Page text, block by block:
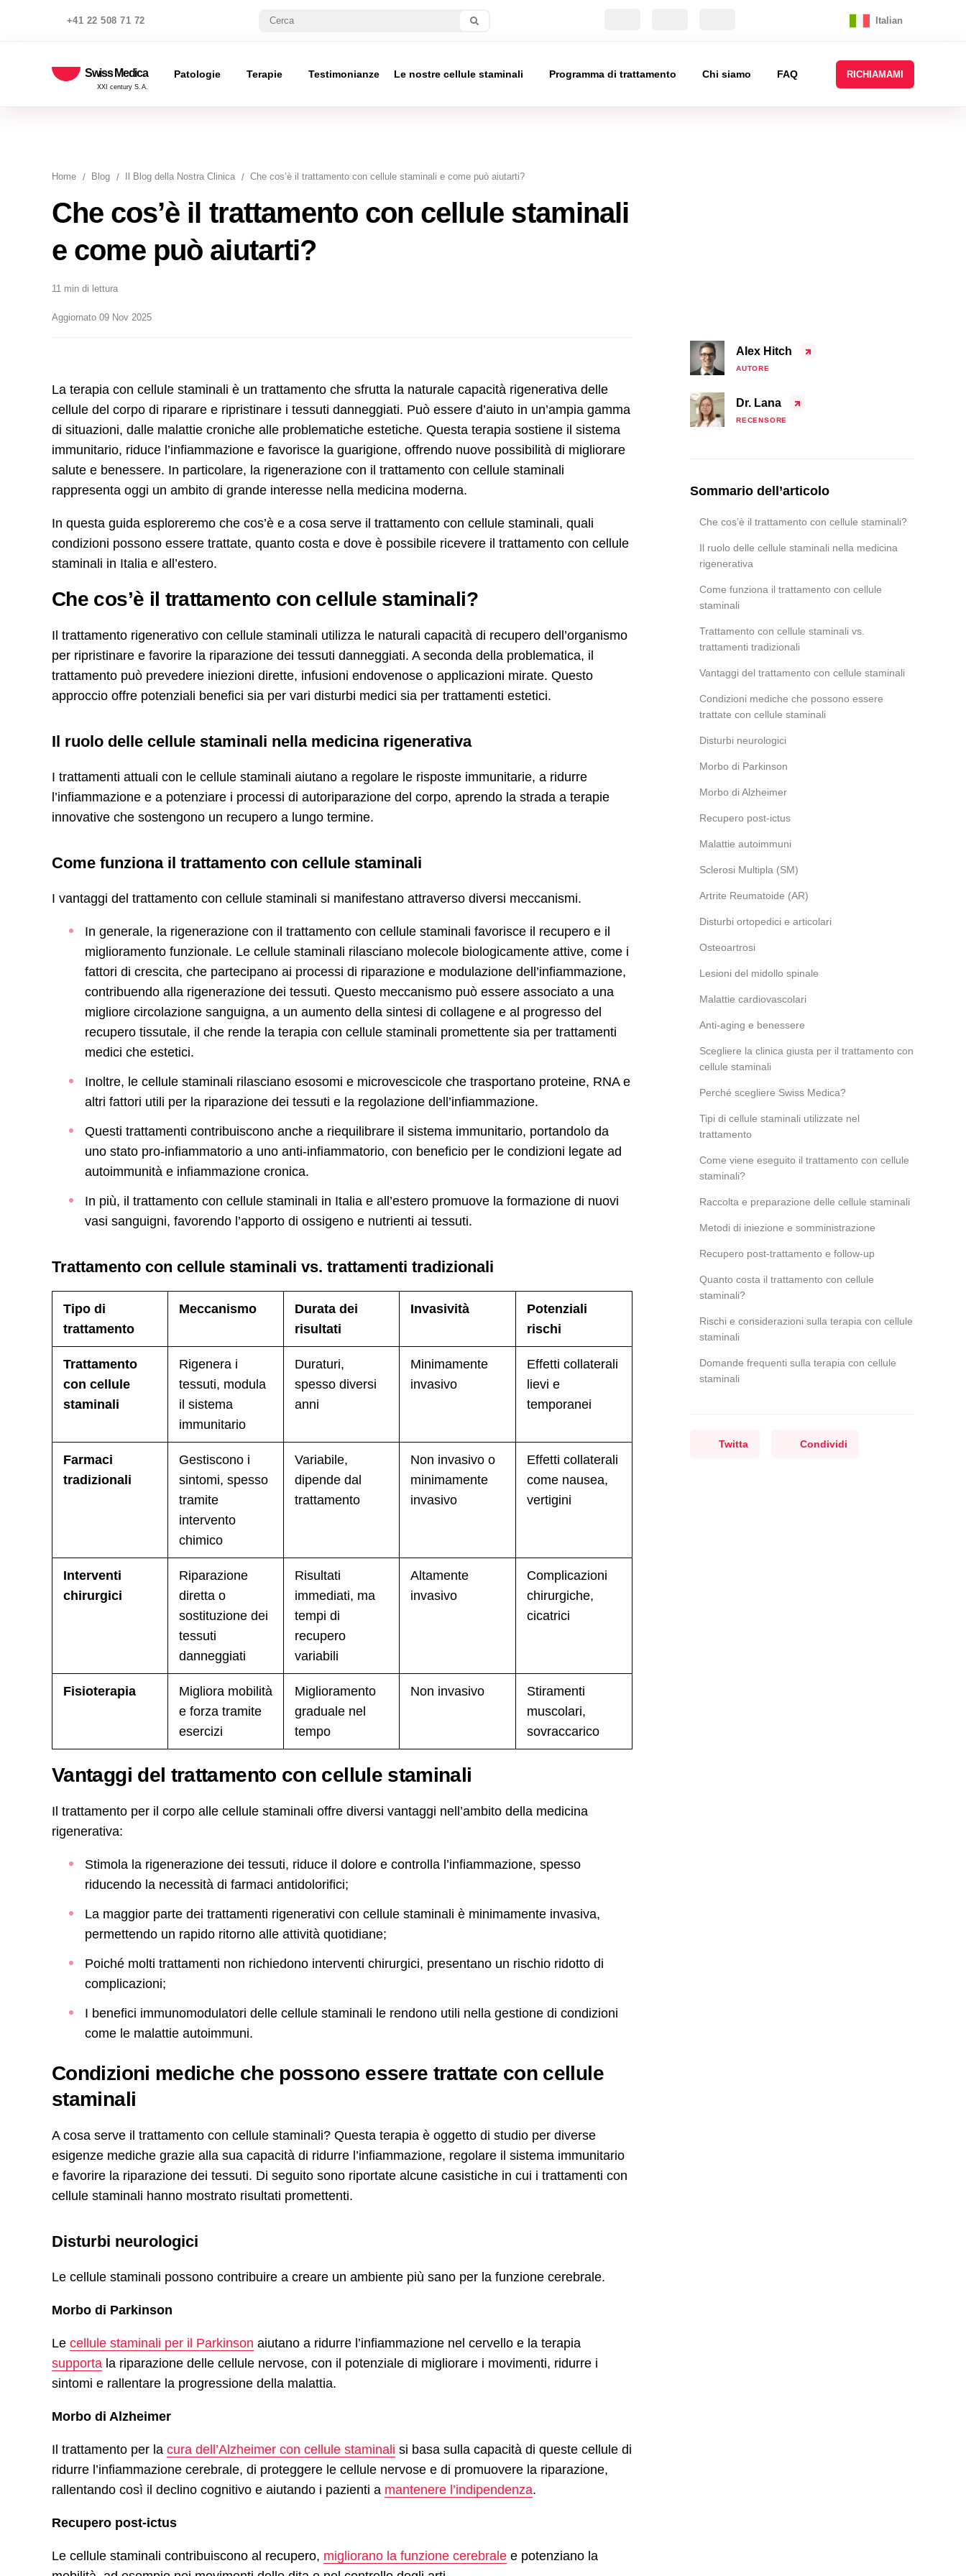
+41 22 508 71 72 Italian
Swiss Medica
XXI century S.A.
Patologie Terapie Testimonianze Le nostre cellule staminali Programma di trattamento Chi siamo FAQ RICHIAMAMI
Home Blog Il Blog della Nostra Clinica Che cos’è il trattamento con cellule staminali e come può aiutarti?
Che cos’è il trattamento con cellule staminali
e come può aiutarti?
11 min di lettura
Aggiornato 09 Nov 2025
La terapia con cellule staminali è un trattamento che sfrutta la naturale capacità rigenerativa delle
cellule del corpo di riparare e ripristinare i tessuti danneggiati. Può essere d’aiuto in un’ampia gamma
di situazioni, dalle malattie croniche alle problematiche estetiche. Questa terapia sostiene il sistema
immunitario, riduce l’infiammazione e favorisce la guarigione, offrendo nuove possibilità di migliorare
salute e benessere. In particolare, la rigenerazione con il trattamento con cellule staminali
rappresenta oggi un ambito di grande interesse nella medicina moderna.
In questa guida esploreremo che cos’è e a cosa serve il trattamento con cellule staminali, quali
condizioni possono essere trattate, quanto costa e dove è possibile ricevere il trattamento con cellule
staminali in Italia e all’estero.
Che cos’è il trattamento con cellule staminali?
Il trattamento rigenerativo con cellule staminali utilizza le naturali capacità di recupero dell’organismo
per ripristinare e favorire la riparazione dei tessuti danneggiati. A seconda della problematica, il
trattamento può prevedere iniezioni dirette, infusioni endovenose o applicazioni mirate. Questo
approccio offre potenziali benefici sia per vari disturbi medici sia per trattamenti estetici.
Il ruolo delle cellule staminali nella medicina rigenerativa
I trattamenti attuali con le cellule staminali aiutano a regolare le risposte immunitarie, a ridurre
l’infiammazione e a potenziare i processi di autoriparazione del corpo, aprendo la strada a terapie
innovative che sostengono un recupero a lungo termine.
Come funziona il trattamento con cellule staminali
I vantaggi del trattamento con cellule staminali si manifestano attraverso diversi meccanismi.
In generale, la rigenerazione con il trattamento con cellule staminali favorisce il recupero e il
miglioramento funzionale. Le cellule staminali rilasciano molecole biologicamente attive, come i
fattori di crescita, che partecipano ai processi di riparazione e modulazione dell’infiammazione,
contribuendo alla rigenerazione dei tessuti. Questo meccanismo può essere associato a una
migliore circolazione sanguigna, a un aumento della sintesi di collagene e al progresso del
recupero tissutale, il che rende la terapia con cellule staminali promettente sia per trattamenti
medici che estetici.
Inoltre, le cellule staminali rilasciano esosomi e microvescicole che trasportano proteine, RNA e
altri fattori utili per la riparazione dei tessuti e la regolazione dell’infiammazione.
Questi trattamenti contribuiscono anche a riequilibrare il sistema immunitario, portandolo da
uno stato pro-infiammatorio a uno anti-infiammatorio, con beneficio per le condizioni legate ad
autoimmunità e infiammazione cronica.
In più, il trattamento con cellule staminali in Italia e all’estero promuove la formazione di nuovi
vasi sanguigni, favorendo l’apporto di ossigeno e nutrienti ai tessuti.
Trattamento con cellule staminali vs. trattamenti tradizionali
Tipo di
trattamento
Meccanismo
Durata dei
risultati
Invasività
Potenziali
rischi
Trattamento
con cellule
staminali
Rigenera i
tessuti, modula
il sistema
immunitario
Duraturi,
spesso diversi
anni
Minimamente
invasivo
Effetti collaterali
lievi e
temporanei
Farmaci
tradizionali
Gestiscono i
sintomi, spesso
tramite
intervento
chimico
Variabile,
dipende dal
trattamento
Non invasivo o
minimamente
invasivo
Effetti collaterali
come nausea,
vertigini
Interventi
chirurgici
Riparazione
diretta o
sostituzione dei
tessuti
danneggiati
Risultati
immediati, ma
tempi di
recupero
variabili
Altamente
invasivo
Complicazioni
chirurgiche,
cicatrici
Fisioterapia
Migliora mobilità
e forza tramite
esercizi
Miglioramento
graduale nel
tempo
Non invasivo
Stiramenti
muscolari,
sovraccarico
Vantaggi del trattamento con cellule staminali
Il trattamento per il corpo alle cellule staminali offre diversi vantaggi nell’ambito della medicina
rigenerativa:
Stimola la rigenerazione dei tessuti, riduce il dolore e controlla l’infiammazione, spesso
riducendo la necessità di farmaci antidolorifici;
La maggior parte dei trattamenti rigenerativi con cellule staminali è minimamente invasiva,
permettendo un rapido ritorno alle attività quotidiane;
Poiché molti trattamenti non richiedono interventi chirurgici, presentano un rischio ridotto di
complicazioni;
I benefici immunomodulatori delle cellule staminali le rendono utili nella gestione di condizioni
come le malattie autoimmuni.
Condizioni mediche che possono essere trattate con cellule
staminali
A cosa serve il trattamento con cellule staminali? Questa terapia è oggetto di studio per diverse
esigenze mediche grazie alla sua capacità di ridurre l’infiammazione, regolare il sistema immunitario
e favorire la riparazione dei tessuti. Di seguito sono riportate alcune casistiche in cui i trattamenti con
cellule staminali hanno mostrato risultati promettenti.
Disturbi neurologici
Le cellule staminali possono contribuire a creare un ambiente più sano per la funzione cerebrale.
Morbo di Parkinson
Le cellule staminali per il Parkinson aiutano a ridurre l’infiammazione nel cervello e la terapia
supporta la riparazione delle cellule nervose, con il potenziale di migliorare i movimenti, ridurre i
sintomi e rallentare la progressione della malattia.
Morbo di Alzheimer
Il trattamento per la cura dell’Alzheimer con cellule staminali si basa sulla capacità di queste cellule di
ridurre l’infiammazione cerebrale, di proteggere le cellule nervose e di promuovere la riparazione,
rallentando così il declino cognitivo e aiutando i pazienti a mantenere l’indipendenza.
Recupero post-ictus
Le cellule staminali contribuiscono al recupero, migliorano la funzione cerebrale e potenziano la
Alex Hitch
AUTORE
Dr. Lana
RECENSORE
Sommario dell’articolo
Che cos’è il trattamento con cellule staminali?
Il ruolo delle cellule staminali nella medicina
rigenerativa
Come funziona il trattamento con cellule
staminali
Trattamento con cellule staminali vs.
trattamenti tradizionali
Vantaggi del trattamento con cellule staminali
Condizioni mediche che possono essere
trattate con cellule staminali
Disturbi neurologici
Morbo di Parkinson
Morbo di Alzheimer
Recupero post-ictus
Malattie autoimmuni
Sclerosi Multipla (SM)
Artrite Reumatoide (AR)
Disturbi ortopedici e articolari
Osteoartrosi
Lesioni del midollo spinale
Malattie cardiovascolari
Anti-aging e benessere
Scegliere la clinica giusta per il trattamento con
cellule staminali
Perché scegliere Swiss Medica?
Tipi di cellule staminali utilizzate nel
trattamento
Come viene eseguito il trattamento con cellule
staminali?
Raccolta e preparazione delle cellule staminali
Metodi di iniezione e somministrazione
Recupero post-trattamento e follow-up
Quanto costa il trattamento con cellule
staminali?
Rischi e considerazioni sulla terapia con cellule
staminali
Domande frequenti sulla terapia con cellule
staminali
Twitta Condividi